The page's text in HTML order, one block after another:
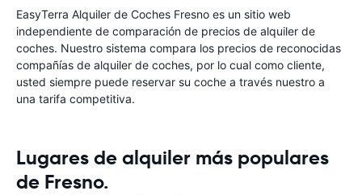
EasyTerra Alquiler de Coches Fresno es un sitio web
independiente de comparación de precios de alquiler de
coches. Nuestro sistema compara los precios de reconocidas
compañías de alquiler de coches, por lo cual como cliente,
usted siempre puede reservar su coche a través nuestro a
una tarifa competitiva.
Lugares de alquiler más populares
de Fresno.